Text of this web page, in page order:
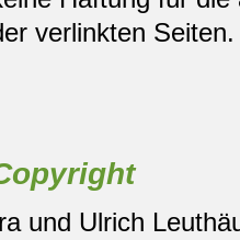
verlinkten
und Ulrich